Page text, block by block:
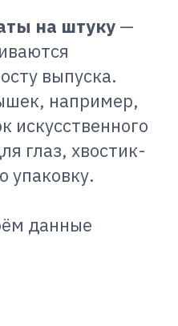
на штуку —
выпуска.
например,
искусственного
глаз, хвостик-
упаковку.
данные